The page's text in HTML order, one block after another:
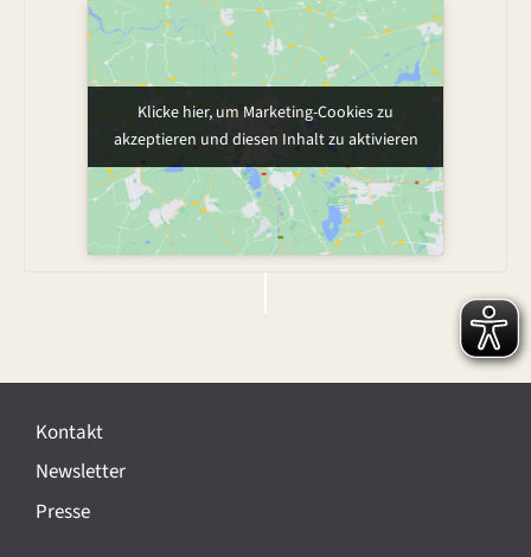
Klicke hier, um Marketing-Cookies zu
akzeptieren und diesen Inhalt zu aktivieren
e
a
n
Kontakt
Newsletter
Presse